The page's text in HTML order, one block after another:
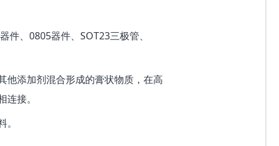
件、0805器件、SOT23三极管、
他添加剂混合形成的膏状物质，在高
接。